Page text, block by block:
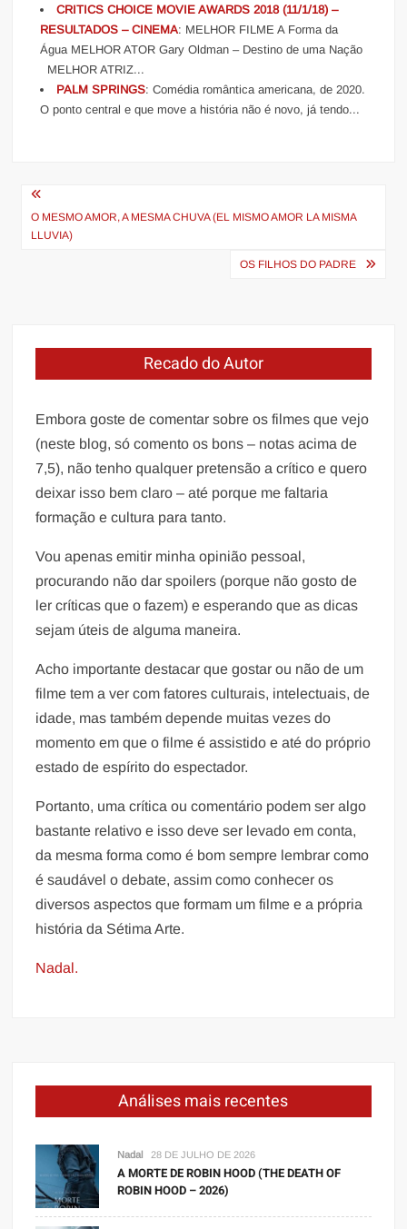
CRITICS CHOICE MOVIE AWARDS 2018 (11/1/18) –
RESULTADOS – CINEMA: MELHOR FILME A Forma da
Água MELHOR ATOR Gary Oldman – Destino de uma Nação
MELHOR ATRIZ...
PALM SPRINGS: Comédia romântica americana, de 2020.
O ponto central e que move a história não é novo, já tendo...
Navegação
de
O MESMO AMOR, A MESMA CHUVA (EL MISMO AMOR LA MISMA
LLUVIA)
OS FILHOS DO PADRE
Recado do Autor
Embora goste de comentar sobre os filmes que vejo
(neste blog, só comento os bons – notas acima de
7,5), não tenho qualquer pretensão a crítico e quero
deixar isso bem claro – até porque me faltaria
formação e cultura para tanto.
Vou apenas emitir minha opinião pessoal,
procurando não dar spoilers (porque não gosto de
ler críticas que o fazem) e esperando que as dicas
sejam úteis de alguma maneira.
Acho importante destacar que gostar ou não de um
filme tem a ver com fatores culturais, intelectuais, de
idade, mas também depende muitas vezes do
momento em que o filme é assistido e até do próprio
estado de espírito do espectador.
Portanto, uma crítica ou comentário podem ser algo
bastante relativo e isso deve ser levado em conta,
da mesma forma como é bom sempre lembrar como
é saudável o debate, assim como conhecer os
diversos aspectos que formam um filme e a própria
história da Sétima Arte.
Nadal.
Análises mais recentes
Nadal 28 DE JULHO DE 2026
A MORTE DE ROBIN HOOD (THE DEATH OF
ROBIN HOOD – 2026)